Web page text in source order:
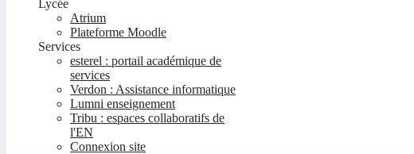
Lycée
Atrium
Plateforme Moodle
Services
esterel : portail académique de
services
Verdon : Assistance informatique
Lumni enseignement
Tribu : espaces collaboratifs de
l'EN
Connexion site